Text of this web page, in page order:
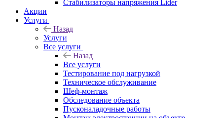
Стабилизаторы напряжения Lider
Акции
Услуги
Назад
Услуги
Все услуги
Назад
Все услуги
Тестирование под нагрузкой
Техническое обслуживание
Шеф-монтаж
Обследование объекта
Пусконаладочные работы